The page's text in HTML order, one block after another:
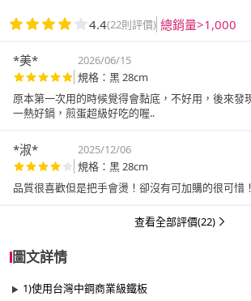
4.4(22則評價) 總銷量>1,000
*美* 2026/06/15
規格：黑 28cm
原本第一次用的時候覺得會黏底，不好用，後來發
一熱好鍋，煎蛋超級好吃的喔..
*淑* 2025/12/06
規格：黑 28cm
品質很喜歡但是把手會燙！卻沒有可加購的很可惜！
查看全部評價(22)
圖文詳情
1)使用台灣中鋼商業級鐵板